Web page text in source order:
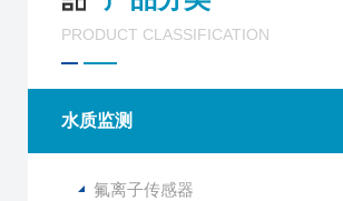
PRODUCT CLASSIFICATION
水质监测
氟离子传感器